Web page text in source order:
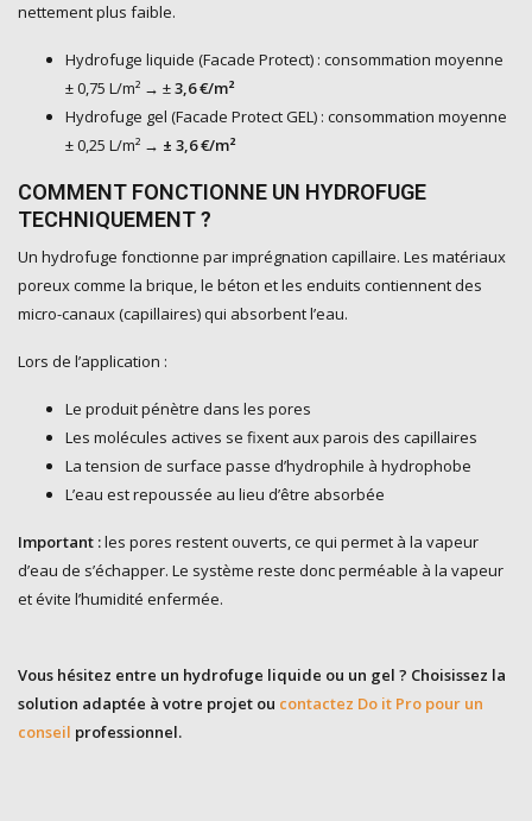
nettement plus faible.
Hydrofuge liquide (Facade Protect) : consommation moyenne
± 0,75 L/m² → ±3,6 €/m²
Hydrofuge gel (Facade Protect GEL) : consommation moyenne
± 0,25 L/m² → ± 3,6 €/m²
COMMENT FONCTIONNE UN HYDROFUGE
TECHNIQUEMENT ?
Un hydrofuge fonctionne par imprégnation capillaire. Les matériaux
poreux comme la brique, le béton et les enduits contiennent des
micro-canaux (capillaires) qui absorbent l’eau.
Lors de l’application :
Le produit pénètre dans les pores
Les molécules actives se fixent aux parois des capillaires
La tension de surface passe d’hydrophile à hydrophobe
L’eau est repoussée au lieu d’être absorbée
Important :les pores restent ouverts, ce qui permet à la vapeur
d’eau de s’échapper. Le système reste donc perméable à la vapeur
et évite l’humidité enfermée.
Vous hésitez entre un hydrofuge liquide ou un gel ? Choisissez la
solution adaptée à votre projet ou contactez Do it Pro pour un
conseil professionnel.